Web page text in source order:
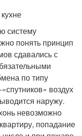
систему
понять принцип
сдавались с
по типу
воздух
наружу.
невозможно
попадание